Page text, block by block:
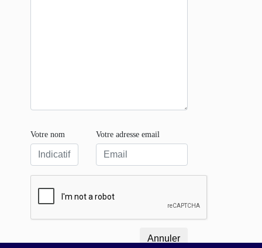
Votre nom Votre adresse email